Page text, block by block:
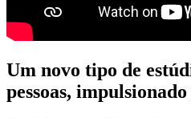
Um novo tipo de
pessoas,